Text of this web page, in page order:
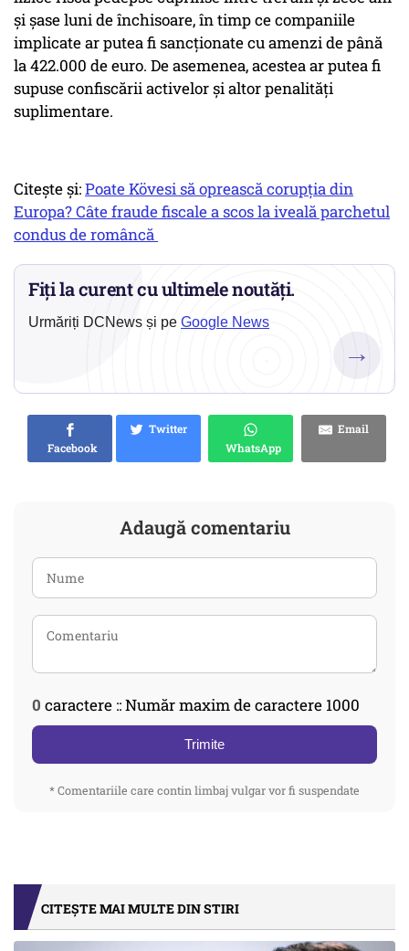
și șase luni de închisoare, în timp ce companiile
implicate ar putea fi sancționate cu amenzi de până
la 422.000 de euro. De asemenea, acestea ar putea fi
supuse confiscării activelor și altor penalități
suplimentare.
Citește și:Poate Kövesi să oprească corupția din
Europa? Câte fraude fiscale a scos la iveală parchetul
condus de româncă
Fiți la curent cu ultimele noutăți.
Urmăriți DCNews și pe Google News
→
Facebook
Twitter
WhatsApp
Email
Adaugă comentariu
0 caractere :: Număr maxim de caractere 1000
Trimite
* Comentariile care contin limbaj vulgar vor fi suspendate
CITEȘTE MAI MULTE DIN STIRI